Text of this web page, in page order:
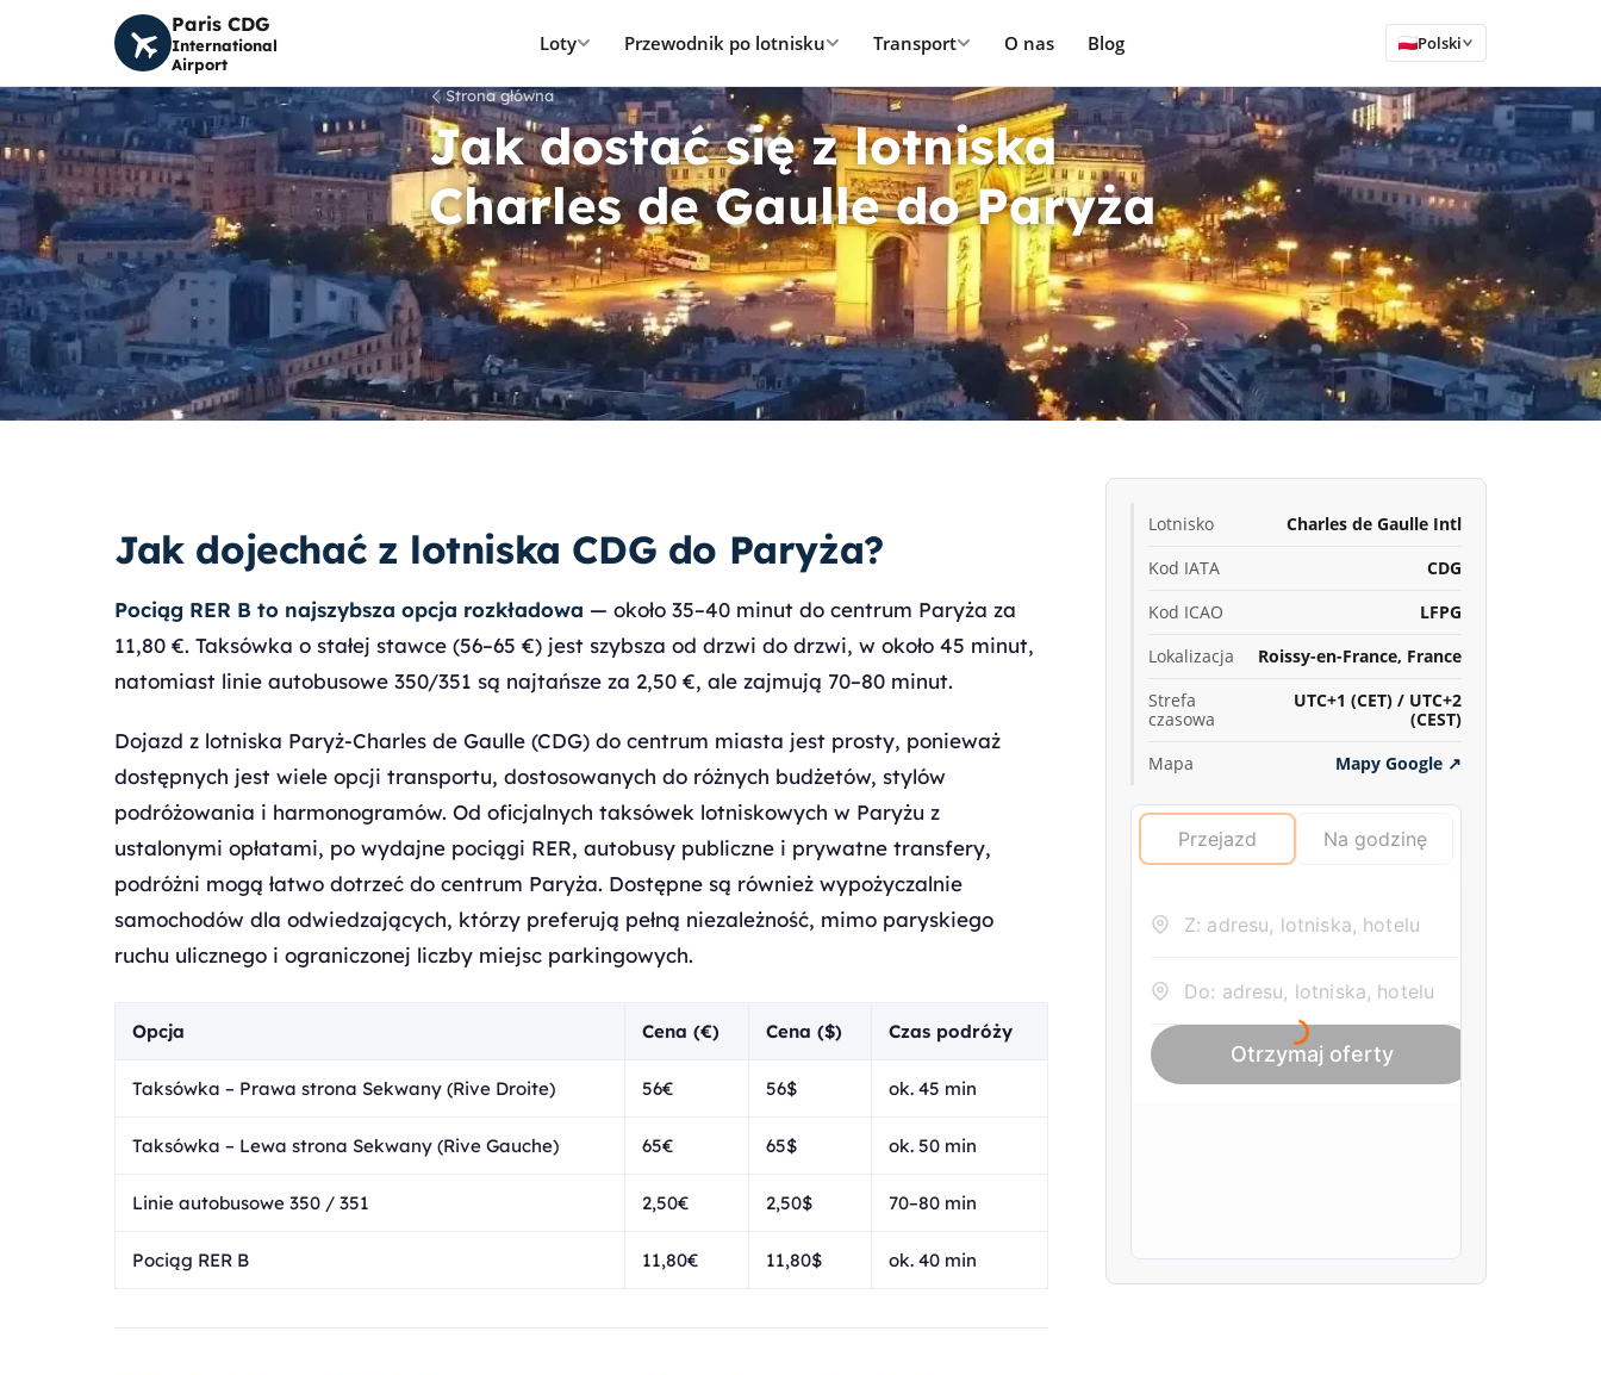
Paris CDG
International
Airport
Loty Przewodnik po lotnisku Transport O nas Blog Polski
Strona główna
Jak dostać się z lotniska
Charles de Gaulle do Paryża
Jak dojechać z lotniska CDG do Paryża?
Pociąg RER B to najszybsza opcja rozkładowa — około 35–40 minut do centrum Paryża za
11,80 €. Taksówka o stałej stawce (56–65 €) jest szybsza od drzwi do drzwi, w około 45 minut,
natomiast linie autobusowe 350/351 są najtańsze za 2,50 €, ale zajmują 70–80 minut.
Dojazd z lotniska Paryż-Charles de Gaulle (CDG) do centrum miasta jest prosty, ponieważ
dostępnych jest wiele opcji transportu, dostosowanych do różnych budżetów, stylów
podróżowania i harmonogramów. Od oficjalnych taksówek lotniskowych w Paryżu z
ustalonymi opłatami, po wydajne pociągi RER, autobusy publiczne i prywatne transfery,
podróżni mogą łatwo dotrzeć do centrum Paryża. Dostępne są również wypożyczalnie
samochodów dla odwiedzających, którzy preferują pełną niezależność, mimo paryskiego
ruchu ulicznego i ograniczonej liczby miejsc parkingowych.
Opcja Cena (€) Cena ($) Czas podróży
Taksówka – Prawa strona Sekwany (Rive Droite) 56€ 56$ ok. 45 min
Taksówka – Lewa strona Sekwany (Rive Gauche) 65€ 65$ ok. 50 min
Linie autobusowe 350 / 351 2,50€ 2,50$ 70–80 min
Pociąg RER B 11,80€ 11,80$ ok. 40 min
Lotnisko
Charles de Gaulle Intl
Kod IATA
CDG
Kod ICAO
LFPG
Lokalizacja
Roissy-en-France, France
Strefa
czasowa
UTC+1 (CET) / UTC+2
(CEST)
Mapa
Mapy Google ↗